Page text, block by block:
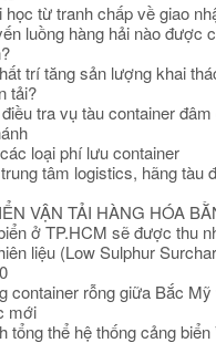
học từ tranh chấp về giao
luồng hàng hải nào được
trí tăng sản lượng khai
tải?
tra vụ tàu container
loại phí lưu container
tâm logistics, hãng tàu
VẬN TẢI HÀNG HÓA
ở TP.HCM sẽ được thu
liệu (Low Sulphur
container rỗng giữa Bắc
mới
tổng thể hệ thống cảng